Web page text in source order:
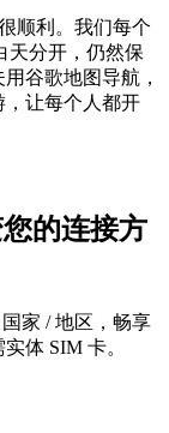
顺利。我们每个
天分开，仍然保
谷歌地图导航，
让每个人都开
的连接方
家 / 地区，畅享
体 SIM 卡。